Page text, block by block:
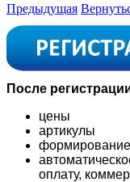
Предыдущая
После
цены
артикулы
формирование
оплату,